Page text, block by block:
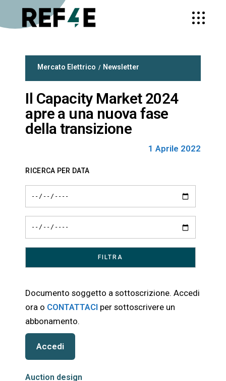
Mercato Elettrico Newsletter
Il Capacity Market 2024
apre a una nuova fase
della transizione
1 Aprile 2022
RICERCA PER DATA
Documento soggetto a sottoscrizione. Accedi
ora o CONTATTACI per sottoscrivere un
abbonamento.
Accedi
Auction design